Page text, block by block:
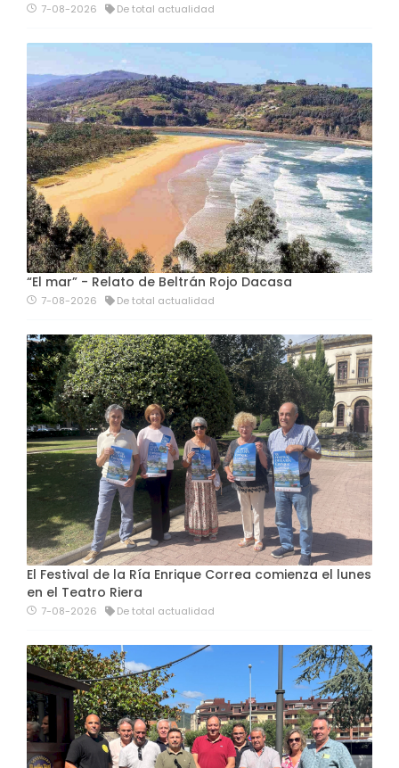
7-08-2026 De total actualidad
“El mar” - Relato de Beltrán Rojo Dacasa
7-08-2026 De total actualidad
El Festival de la Ría Enrique Correa comienza el lunes
en el Teatro Riera
7-08-2026 De total actualidad